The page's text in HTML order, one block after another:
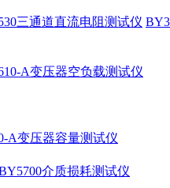
三通道直流电阻测试仪
A变压器空负载测试仪
A变压器容量测试仪
介质损耗测试仪